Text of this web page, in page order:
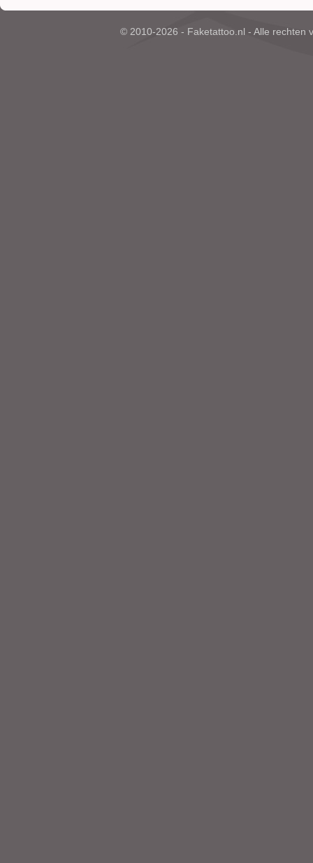
© 2010-2026 - Faketattoo.nl - Alle rechten